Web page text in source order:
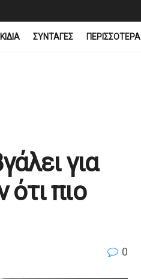
ΣΥΝΤΑΓΕΣ ΠΕΡΙΣΣΟΤΕΡΑ
για
πιο
0